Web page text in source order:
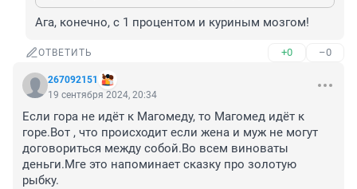
Ага, конечно, с 1 процентом и куриным мозгом!
ОТВЕТИТЬ +0 –0
267092151
19 сентября 2024, 20:34
Если гора не идёт к Магомеду, то Магомед идёт к
горе.Вот , что происходит если жена и муж не могут
договориться между собой.Во всем виноваты
деньги.Мге это напоминает сказку про золотую
рыбку.